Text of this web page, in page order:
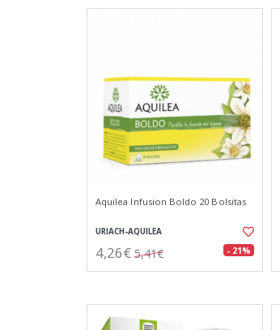
Aquilea Infusion Boldo 20 Bolsitas
URIACH-AQUILEA
4,26€ 5,41€ - 21%